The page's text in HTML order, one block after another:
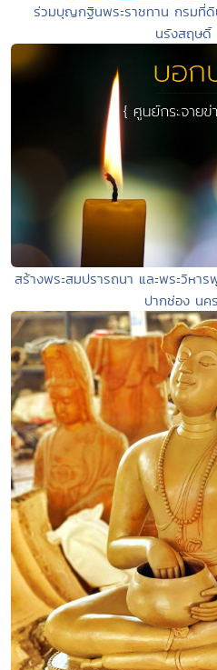
ร่วมบุญกฐินพระราชทาน กรมที่
นรังสฤษ
สร้างพระสมปรารถนา และพระวิหา
ปากช่อง นค